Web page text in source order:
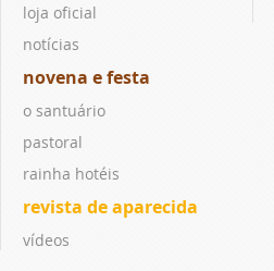
loja oficial
notícias
novena e festa
o santuário
pastoral
rainha hotéis
revista de aparecida
vídeos